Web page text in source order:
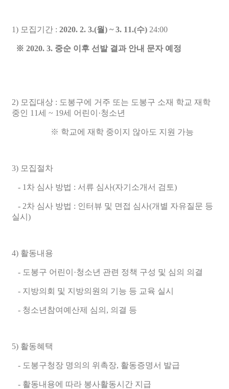
1) 모집기간 : 2020. 2. 3.(월) ~ 3. 11.(수) 24:00
※ 2020. 3. 중순 이후 선발 결과 안내 문자 예정
2) 모집대상 : 도봉구에 거주 또는 도봉구 소재 학교 재학
중인 11세 ~ 19세 어린이·청소년
※ 학교에 재학 중이지 않아도 지원 가능
3) 모집절차
- 1차 심사 방법 : 서류 심사(자기소개서 검토)
- 2차 심사 방법 : 인터뷰 및 면접 심사(개별 자유질문 등
실시)
4) 활동내용
- 도봉구 어린이·청소년 관련 정책 구성 및 심의 의결
- 지방의회 및 지방의원의 기능 등 교육 실시
- 청소년참여예산제 심의, 의결 등
5) 활동혜택
- 도봉구청장 명의의 위촉장, 활동증명서 발급
- 활동내용에 따라 봉사활동시간 지급